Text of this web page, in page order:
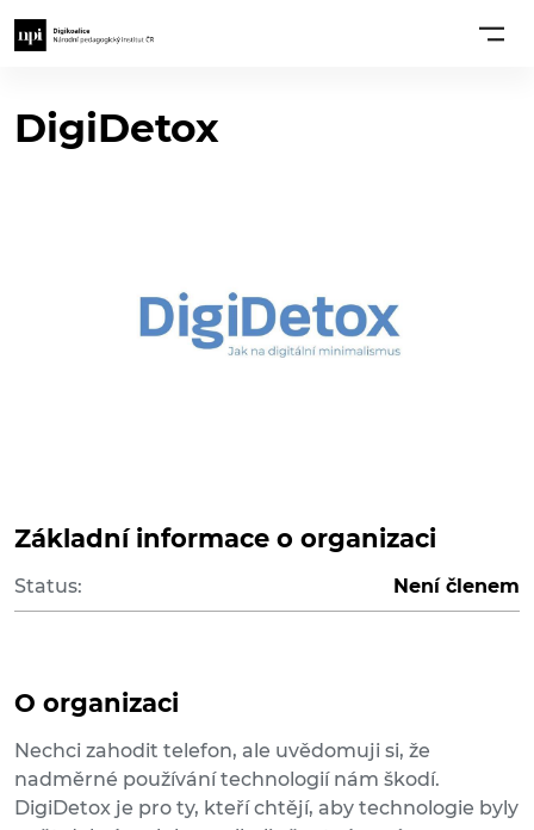
DigiDetox
Základní informace o organizaci
Status: Není členem
O organizaci
Nechci zahodit telefon, ale uvědomuji si, že
nadměrné používání technologií nám škodí.
DigiDetox je pro ty, kteří chtějí, aby technologie byly